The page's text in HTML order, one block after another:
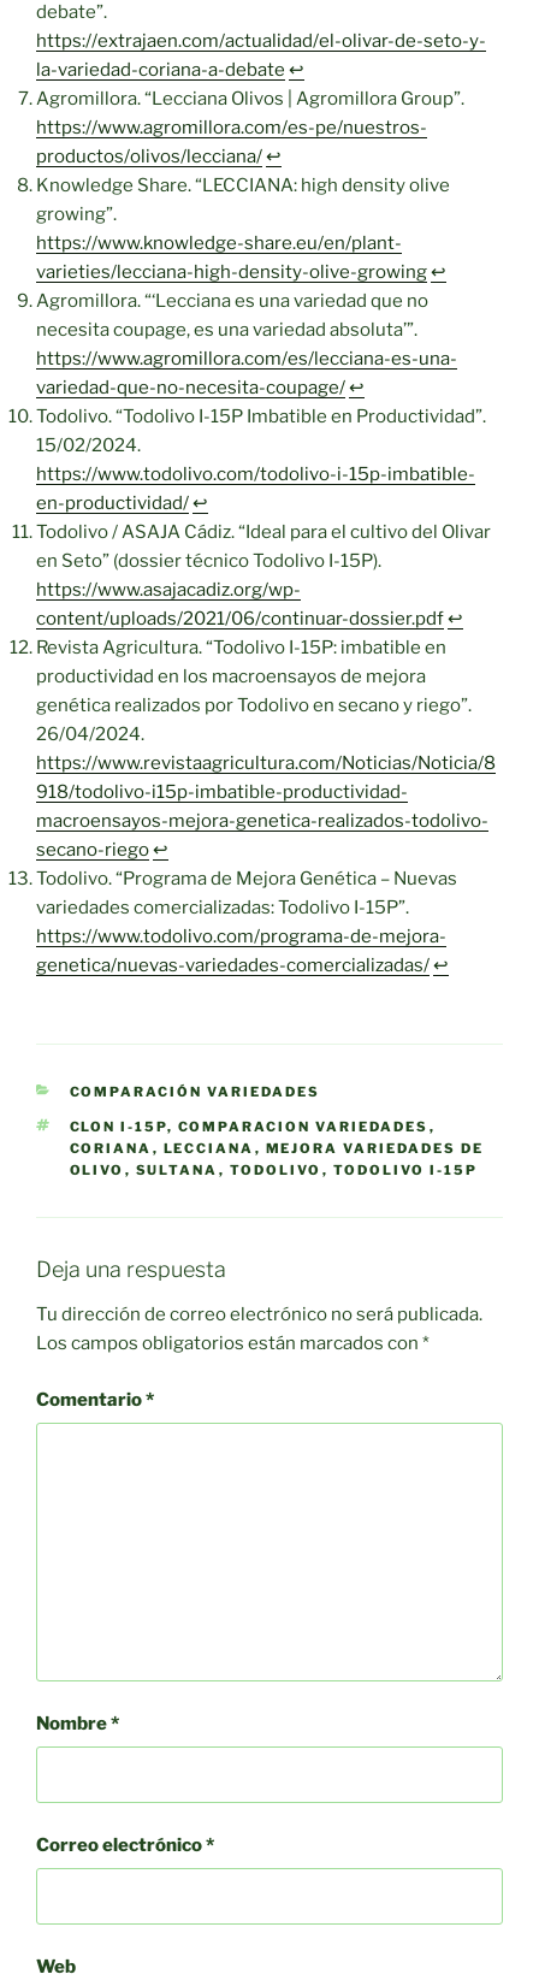
debate”.
https://extrajaen.com/actualidad/el-olivar-de-seto-y-
la-variedad-coriana-a-debate ↩︎
Agromillora. “Lecciana Olivos | Agromillora Group”.
https://www.agromillora.com/es-pe/nuestros-
productos/olivos/lecciana/↩︎
Knowledge Share. “LECCIANA: high density olive
growing”.
https://www.knowledge-share.eu/en/plant-
varieties/lecciana-high-density-olive-growing↩︎
Agromillora. “‘Lecciana es una variedad que no
necesita coupage, es una variedad absoluta’”.
https://www.agromillora.com/es/lecciana-es-una-
variedad-que-no-necesita-coupage/↩︎
Todolivo. “Todolivo I-15P Imbatible en Productividad”.
15/02/2024.
https://www.todolivo.com/todolivo-i-15p-imbatible-
en-productividad/↩︎
Todolivo / ASAJA Cádiz. “Ideal para el cultivo del Olivar
en Seto” (dossier técnico Todolivo I-15P).
https://www.asajacadiz.org/wp-
content/uploads/2021/06/continuar-dossier.pdf↩︎
Revista Agricultura. “Todolivo I-15P: imbatible en
productividad en los macroensayos de mejora
genética realizados por Todolivo en secano y riego”.
26/04/2024.
https://www.revistaagricultura.com/Noticias/Noticia/8
918/todolivo-i15p-imbatible-productividad-
macroensayos-mejora-genetica-realizados-todolivo-
secano-riego↩︎
Todolivo. “Programa de Mejora Genética – Nuevas
variedades comercializadas: Todolivo I-15P”.
https://www.todolivo.com/programa-de-mejora-
genetica/nuevas-variedades-comercializadas/↩︎
CATEGORÍAS
COMPARACIÓN VARIEDADES
ETIQUETAS
CLON I-15P, COMPARACION VARIEDADES ,
CORIANA , LECCIANA , MEJORA VARIEDADES DE
OLIVO , SULTANA , TODOLIVO , TODOLIVO I-15P
Deja una respuesta
Tu dirección de correo electrónico no será publicada.
Los campos obligatorios están marcados con *
Comentario*
Nombre*
Correo electrónico*
Web